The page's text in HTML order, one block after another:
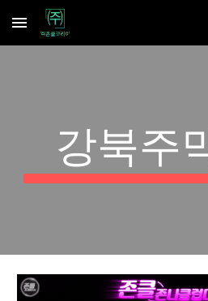
Skip to main content
강북주